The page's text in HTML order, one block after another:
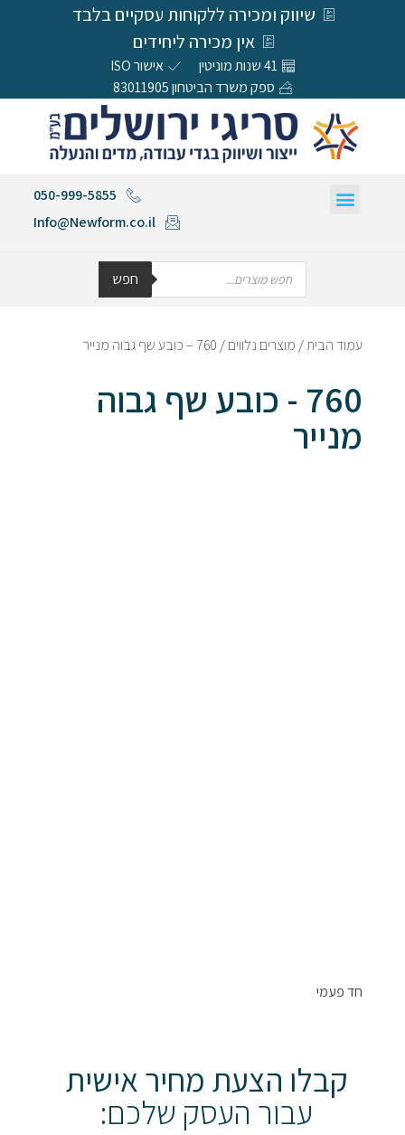
שיווק ומכירה ללקוחות עסקיים בלבד
אין מכירה ליחידים
41 שנות מוניטין
אישור ISO
ספק משרד הביטחון 83011905
050-999-5855
Info@Newform.co.il
חפש
עמוד הבית/ מוצרים נלווים/ 760 – כובע שף גבוה מנייר
760 - כובע שף גבוה
מנייר
חד פעמי
קבלו הצעת מחיר אישית
עבור העסק שלכם: